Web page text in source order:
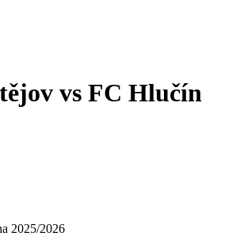
vs FC Hlučín
2025/2026